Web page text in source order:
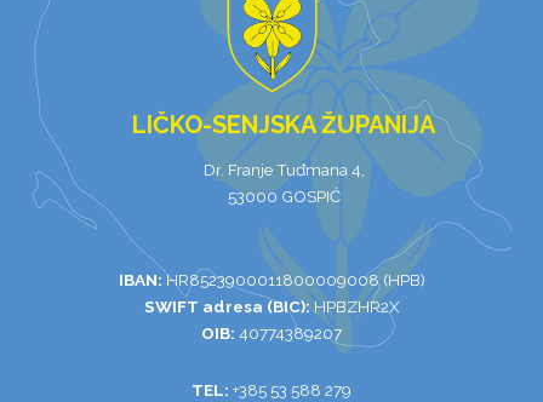
LIČKO-SENJSKA ŽUPANIJA
Dr. Franje Tuđmana 4,
53000 GOSPIĆ
IBAN: HR8523900011800009008 (HPB)
SWIFT adresa (BIC):HPBZHR2X
OIB: 40774389207
TEL: +385 53 588 279